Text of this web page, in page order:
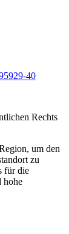
40
Rechts
um den
zu
für die
hohe